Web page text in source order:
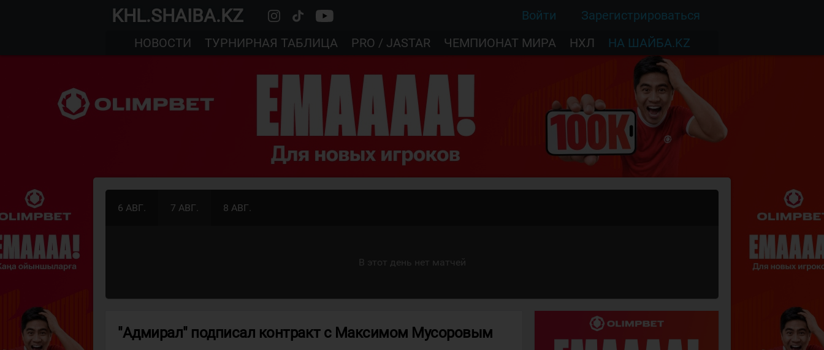
KHL.SHAIBA.KZ Войти
Зарегистрироваться
НОВОСТИ
ТУРНИРНАЯ ТАБЛИЦА PRO / JASTAR ЧЕМПИОНАТ МИРА НХЛ НА ШАЙБА.KZ
6 АВГ. 7 АВГ. 8 АВГ.
В этот день нет матчей
"Адмирал" подписал контракт с Максимом Мусоровым